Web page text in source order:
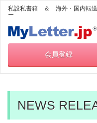
私設私書箱 ＆ 海外・国内転
ー
会員登録
NEWS